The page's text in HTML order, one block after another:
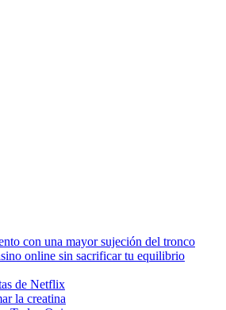
con una mayor sujeción del tronco
online sin sacrificar tu equilibrio
de Netflix
la creatina